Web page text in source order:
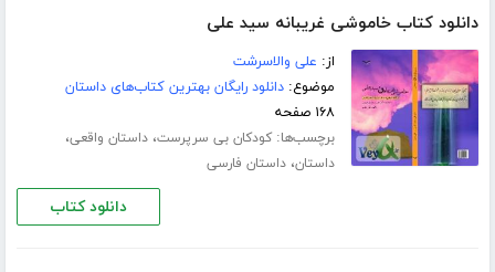
دانلود کتاب خاموشی غریبانه سید علی
از: علی والاسرشت
موضوع:دانلود رایگان بهترین کتاب‌های داستان
۱۶۸ صفحه
برچسب‌ها:کودکان بی سرپرست،داستان واقعی،
داستان،داستان فارسی
دانلود کتاب